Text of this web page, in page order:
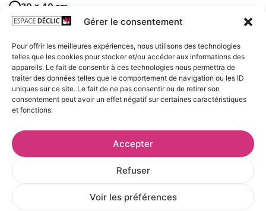
Gérer le consentement
Pour offrir les meilleures expériences, nous utilisons des technologies
telles que les cookies pour stocker et/ou accéder aux informations des
appareils. Le fait de consentir à ces technologies nous permettra de
traiter des données telles que le comportement de navigation ou les ID
uniques sur ce site. Le fait de ne pas consentir ou de retirer son
consentement peut avoir un effet négatif sur certaines caractéristiques
et fonctions.
Accepter
Refuser
Voir les préférences
30 x 40 cm
40 x 50 cm
AJOUTER AU PANIER
Conditions de conservation et d’exposition
Voir les œuvres de l’artiste